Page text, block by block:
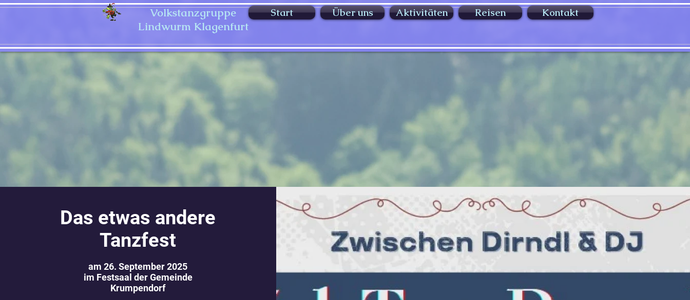
Start Über uns Aktivitäten Reisen Kontakt
Volkstanzgruppe
Lindwurm Klagenfurt
Das etwas andere
Tanzfest
am 26. September 2025
im Festsaal der Gemeinde
Krumpendorf